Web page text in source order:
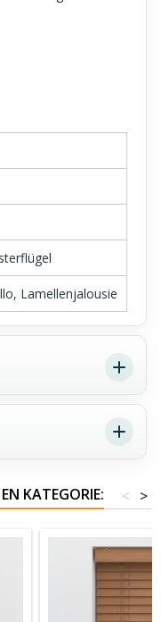
Lamellenjalousie
PO-911159
KATEGORIE: >
<